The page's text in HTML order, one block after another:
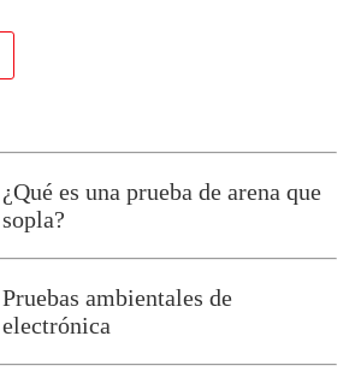
¿Qué es una prueba de arena que
sopla?
Pruebas ambientales de
electrónica